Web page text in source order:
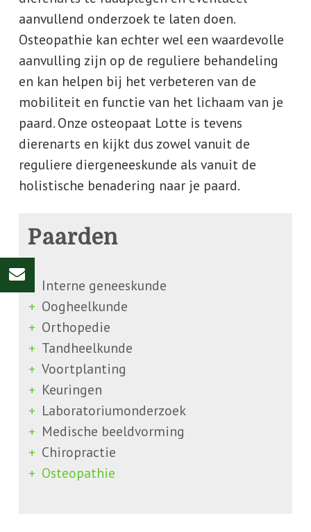
aanvullend onderzoek te laten doen.
Osteopathie kan echter wel een waardevolle
aanvulling zijn op de reguliere behandeling
en kan helpen bij het verbeteren van de
mobiliteit en functie van het lichaam van je
paard. Onze osteopaat Lotte is tevens
dierenarts en kijkt dus zowel vanuit de
reguliere diergeneeskunde als vanuit de
holistische benadering naar je paard.
Paarden
Interne geneeskunde
Oogheelkunde
Orthopedie
Tandheelkunde
Voortplanting
Keuringen
Laboratoriumonderzoek
Medische beeldvorming
Chiropractie
Osteopathie